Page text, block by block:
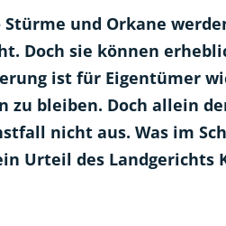
und Orkane
Doch sie können
ist für Eigentümer
zu bleiben. Doch allein
nicht aus. Was im
Urteil des Landgerichts